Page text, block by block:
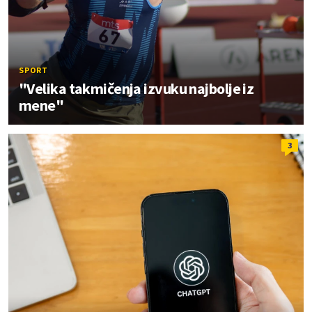
SPORT
"Velika takmičenja izvuku najbolje iz
mene"
3